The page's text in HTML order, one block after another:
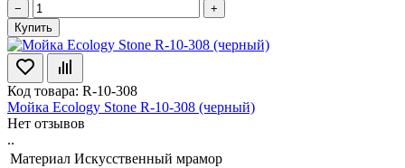
−
+
Купить
Код товара: R-10-308
Мойка Ecology Stone R-10-308 (черный)
Нет отзывов
..
Материал Искусственный мрамор